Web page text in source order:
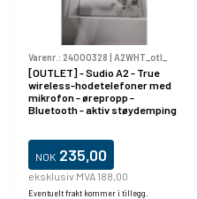
Varenr.: 24000328 | A2WHT_otl_
[OUTLET] - Sudio A2 - True
wireless-hodetelefoner med
mikrofon - ørepropp -
Bluetooth - aktiv støydemping
NOK 235,00
eksklusiv MVA 188,00
Eventuelt frakt kommer i tillegg.